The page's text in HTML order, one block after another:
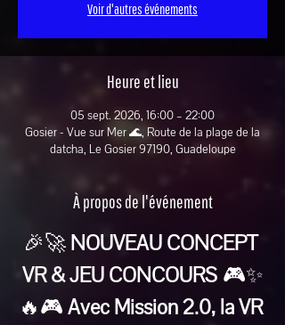
Voir d'autres événements
Heure et lieu
05 sept. 2026, 16:00 – 22:00
Gosier - Vue sur Mer 🌊, Route de la plage de la
datcha, Le Gosier 97190, Guadeloupe
À propos de l'événement
🎉🚀 NOUVEAU CONCEPT
VR & JEU CONCOURS 🎮✨
🔥🎮 Avec Mission 2.0, la VR